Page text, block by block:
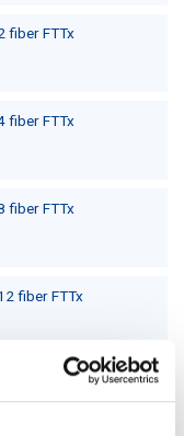
fiber FTTx
fiber FTTx
fiber FTTx
fiber FTTx
fiber FTTx